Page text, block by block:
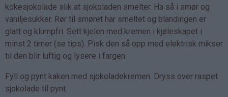
kokesjokolade slik at sjokoladen smelter. Ha så i smør og
vaniljesukker. Rør til smøret har smeltet og blandingen er
glatt og klumpfri. Sett kjelen med kremen i kjøleskapet i
minst 2 timer (se tips). Pisk den så opp med elektrisk mikser
til den blir luftig og lysere i fargen.
Fyll og pynt kaken med sjokoladekremen. Dryss over raspet
sjokolade til pynt.